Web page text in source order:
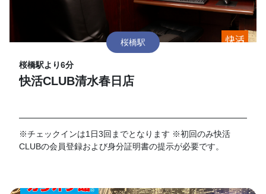
桜橋駅
桜橋駅より6分
快活CLUB清水春日店
※チェックインは1日3回までとなります ※初回のみ快活
CLUBの会員登録および身分証明書の提示が必要です。